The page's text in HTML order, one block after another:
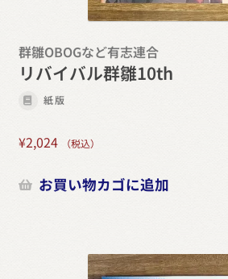
群雛OBOGなど有志連合
リバイバル群雛10th
紙版
¥2,024 （税込）
お買い物カゴに追加